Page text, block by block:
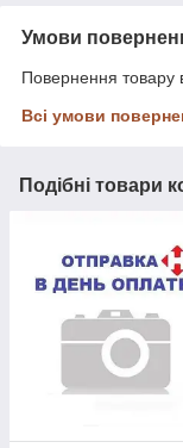
Умови
Повернення товару
Всі умови
Подібні товари